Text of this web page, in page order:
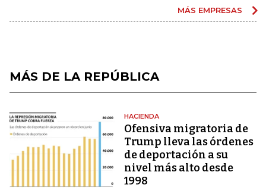
MÁS EMPRESAS
MÁS DE LA REPÚBLICA
HACIENDA
Ofensiva migratoria de
Trump lleva las órdenes
de deportación a su
nivel más alto desde
1998